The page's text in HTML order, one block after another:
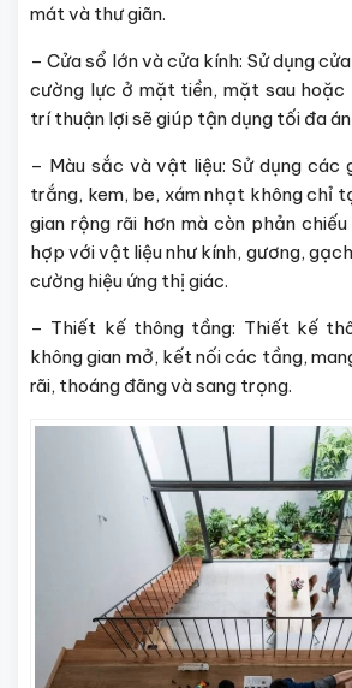
mát và thư giãn.
– Cửa sổ lớn và cửa kính: Sử dụng
cường lực ở mặt tiền, mặt sau hoặc
trí thuận lợi sẽ giúp tận dụng tối đa
– Màu sắc và vật liệu: Sử dụng các
trắng, kem, be, xám nhạt không chỉ
gian rộng rãi hơn mà còn phản
hợp với vật liệu như kính, gương,
cường hiệu ứng thị giác.
– Thiết kế thông tầng: Thiết kế
không gian mở, kết nối các tầng,
rãi, thoáng đãng và sang trọng.